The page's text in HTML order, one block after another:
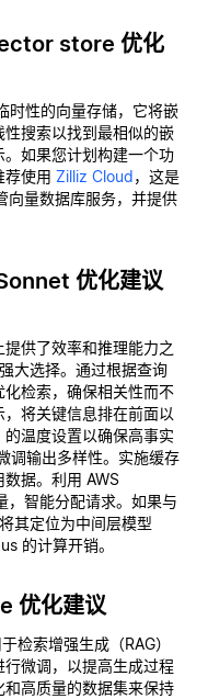
store 优化
时性的向量存储，它将嵌
搜索以找到最相似的嵌
如果您计划构建一个功
荐使用 Zilliz Cloud，这是
向量数据库服务，并提供
优化建议
供了效率和推理能力之
大选择。通过根据查询
检索，确保相关性而不
将关键信息排在前面以
温度设置以确保高事实
输出多样性。实施缓存
据。利用 AWS
，智能分配请求。如果与
其定位为中间层模型
的计算开销。
优化建议
检索增强生成（RAG）
微调，以提高生成过程
高质量的数据集来保持